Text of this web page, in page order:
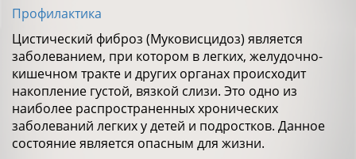
Профилактика
Цистический фиброз (Муковисцидоз) является
заболеванием, при котором в легких, желудочно-
кишечном тракте и других органах происходит
накопление густой, вязкой слизи. Это одно из
наиболее распространенных хронических
заболеваний легких у детей и подростков. Данное
состояние является опасным для жизни.